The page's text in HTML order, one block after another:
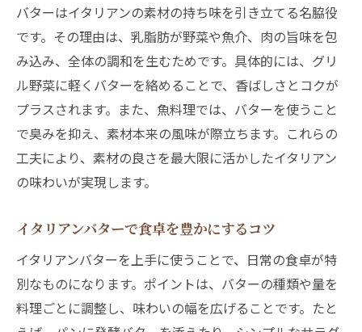
バターはイタリアンの素材の持ち味を引き立てる名脇役
です。その理由は、乳脂肪が野菜や魚介、肉の旨味を包
み込み、全体の調和を生むためです。具体的には、グリ
ル野菜に軽くバターを絡めることで、香ばしさとコクが
プラスされます。また、魚料理では、バターを使うこと
で臭みを抑え、素材本来の風味が際立ちます。これらの
工夫により、素材の良さを最大限に活かしたイタリアン
の味わいが実現します。
イタリアンバターで食卓を豊かにするコツ
イタリアンバターを上手に使うことで、日常の食卓が特
別なものになります。ポイントは、バターの種類や量を
料理ごとに調整し、味わいの幅を広げることです。たと